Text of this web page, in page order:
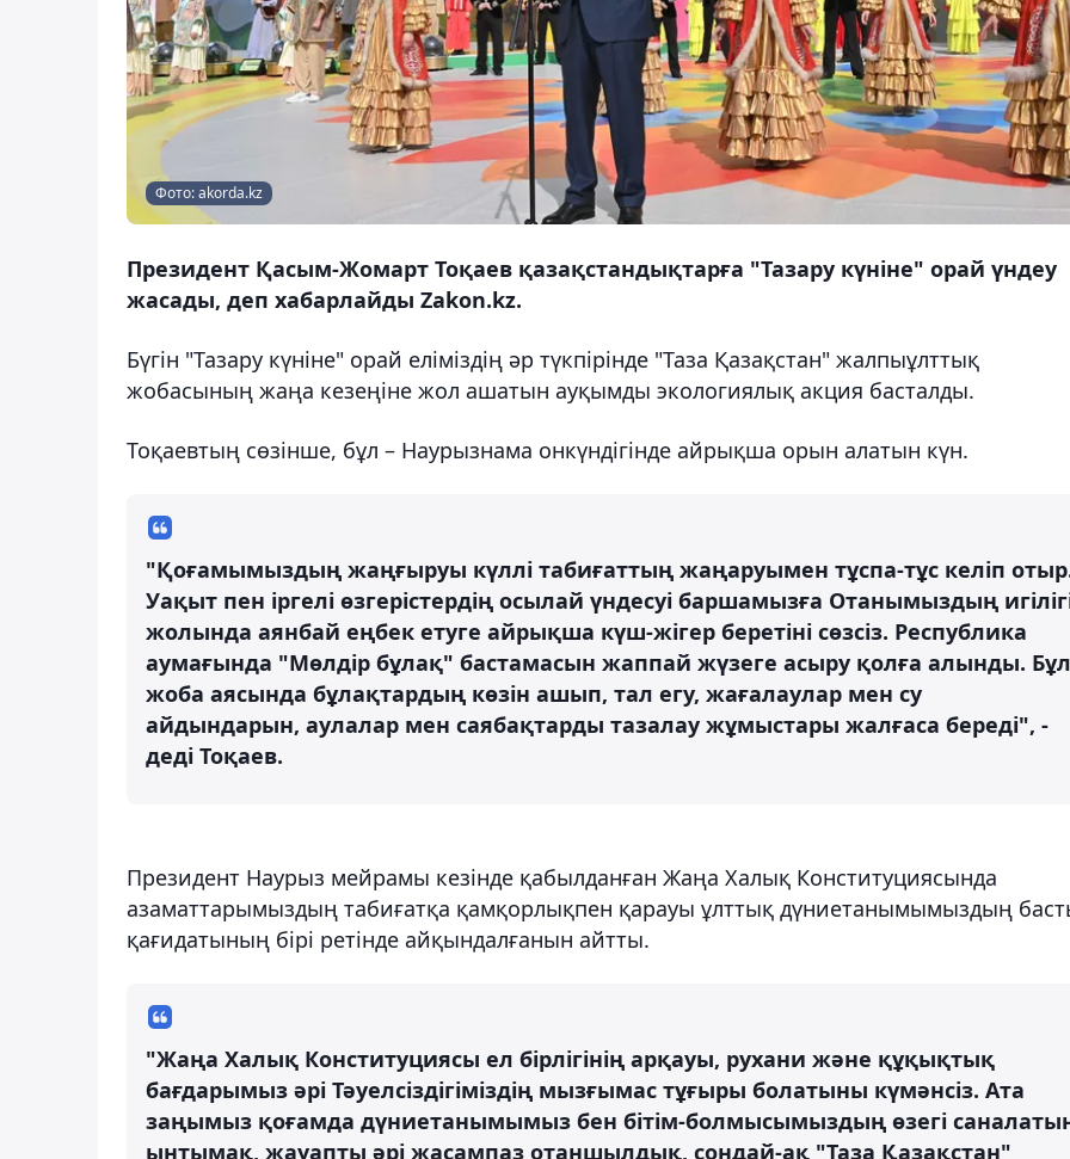
Фото: akorda.kz
Президент Қасым-Жомарт Тоқаев қазақстандықтарға "Тазару күніне" орай үндеу
жасады, деп хабарлайды Zakon.kz.
Бүгін "Тазару күніне" орай еліміздің әр түкпірінде "Таза Қазақстан" жалпыұлттық
жобасының жаңа кезеңіне жол ашатын ауқымды экологиялық акция басталды.
Тоқаевтың сөзінше, бұл – Наурызнама онкүндігінде айрықша орын алатын күн.
"Қоғамымыздың жаңғыруы күллі табиғаттың жаңаруымен тұспа-тұс келіп
Уақыт пен іргелі өзгерістердің осылай үндесуі баршамызға Отанымыздың
жолында аянбай еңбек етуге айрықша күш-жігер беретіні сөзсіз. Республика
аумағында "Мөлдір бұлақ" бастамасын жаппай жүзеге асыру қолға алынды. Бұл
жоба аясында бұлақтардың көзін ашып, тал егу, жағалаулар мен су
айдындарын, аулалар мен саябақтарды тазалау жұмыстары жалғаса береді", -
деді Тоқаев.
Президент Наурыз мейрамы кезінде қабылданған Жаңа Халық Конституциясында
азаматтарымыздың табиғатқа қамқорлықпен қарауы ұлттық дүниетанымымыздың
қағидатының бірі ретінде айқындалғанын айтты.
"Жаңа Халық Конституциясы ел бірлігінің арқауы, рухани және құқықтық
бағдарымыз әрі Тәуелсіздігіміздің мызғымас тұғыры болатыны күмәнсіз. Ата
заңымыз қоғамда дүниетанымымыз бен бітім-болмысымыздың өзегі
ынтымақ, жауапты әрі жасампаз отаншылдық, сондай-ақ "Таза Қазақстан"